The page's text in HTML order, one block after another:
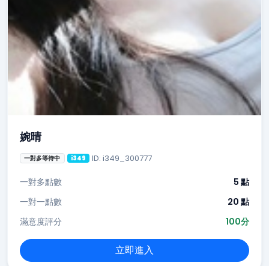
婉晴
一對多等待中 i349 ID: i349_300777
一對多點數
5 點
一對一點數
20 點
滿意度評分
100分
立即進入